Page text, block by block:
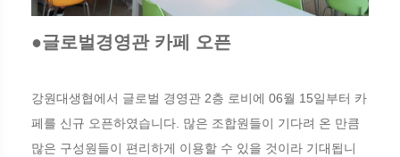
●글로벌경영관 카페 오픈
강원대생협에서 글로벌 경영관 2층 로비에 06월 15일부터 카
페를 신규 오픈하였습니다. 많은 조합원들이 기다려 온 만큼
많은 구성원들이 편리하게 이용할 수 있을 것이라 기대됩니